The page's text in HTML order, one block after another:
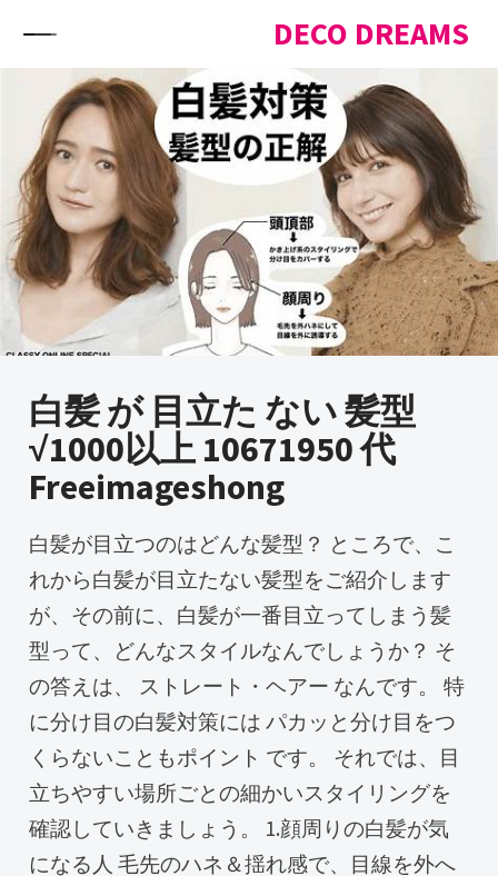
DECO DREAMS
白髪 が 目立た ない 髪型
√1000以上 10671950 代
Freeimageshong
白髪が目立つのはどんな髪型？ ところで、こ
れから白髪が目立たない髪型をご紹介します
が、その前に、白髪が一番目立ってしまう髪
型って、どんなスタイルなんでしょうか？ そ
の答えは、 ストレート・ヘアー なんです。 特
に分け目の白髪対策には パカッと分け目をつ
くらないこともポイント です。 それでは、目
立ちやすい場所ごとの細かいスタイリングを
確認していきましょう。 1.顔周りの白髪が気
になる人 毛先のハネ＆揺れ感で、目線を外へ